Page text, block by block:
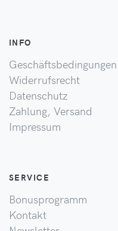
INFO
Geschäftsbedingungen
Widerrufsrecht
Datenschutz
Zahlung, Versand
Impressum
SERVICE
Bonusprogramm
Kontakt